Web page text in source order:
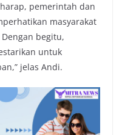
pemerintah dan
masyarakat
begitu,
untuk
jelas Andi.